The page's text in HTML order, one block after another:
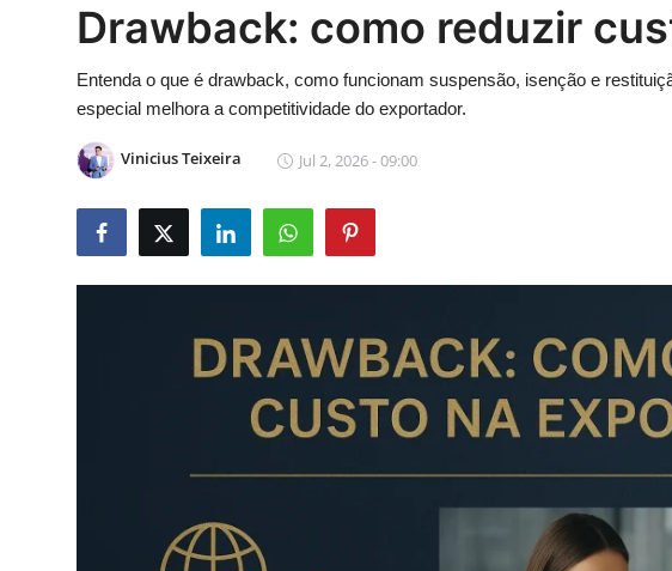
Wealth
Histórias
Drawback: como reduzir
Entenda o que é drawback, como funcionam suspensão, isenção e
especial melhora a competitividade do exportador.
Vinicius Teixeira Jul 2, 2026 - 09:00